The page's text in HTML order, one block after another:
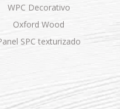
WPC Decorativo
Oxford Wood
SPC texturizado